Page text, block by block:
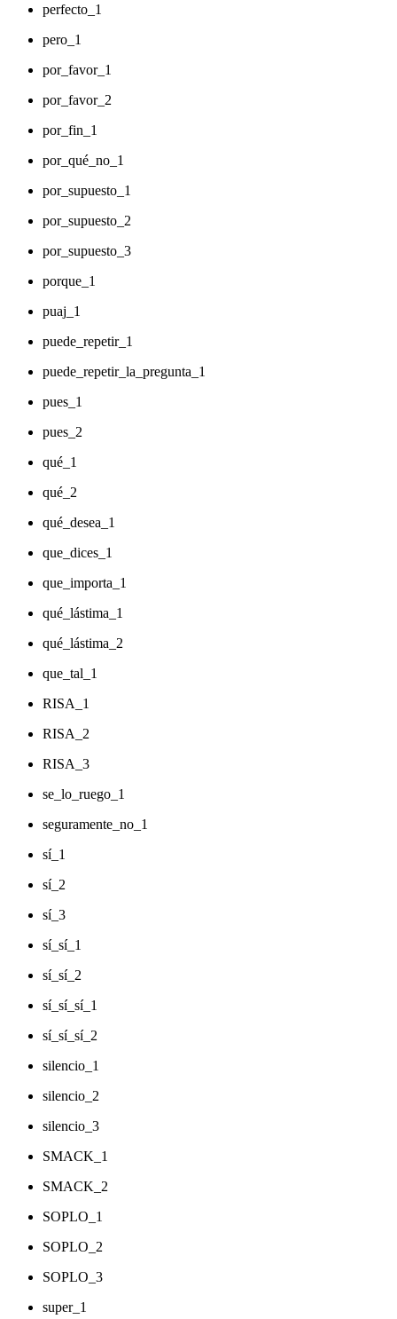
perfecto_1
pero_1
por_favor_1
por_favor_2
por_fin_1
por_qué_no_1
por_supuesto_1
por_supuesto_2
por_supuesto_3
porque_1
puaj_1
puede_repetir_1
puede_repetir_la_pregunta_1
pues_1
pues_2
qué_1
qué_2
qué_desea_1
que_dices_1
que_importa_1
qué_lástima_1
qué_lástima_2
que_tal_1
RISA_1
RISA_2
RISA_3
se_lo_ruego_1
seguramente_no_1
sí_1
sí_2
sí_3
sí_sí_1
sí_sí_2
sí_sí_sí_1
sí_sí_sí_2
silencio_1
silencio_2
silencio_3
SMACK_1
SMACK_2
SOPLO_1
SOPLO_2
SOPLO_3
super_1